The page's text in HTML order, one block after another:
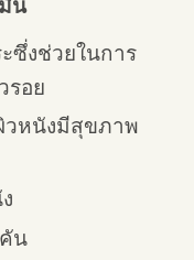
น
ซึ่งช่วยในการ
รอย
วหนังมีสุขภาพ
น